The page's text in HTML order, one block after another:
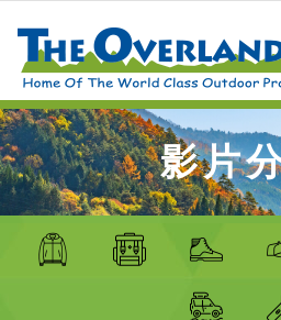
影片